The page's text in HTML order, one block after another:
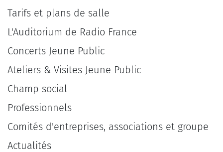
Tarifs et plans de salle
L'Auditorium de Radio France
Concerts Jeune Public
Ateliers & Visites Jeune Public
Champ social
Professionnels
Comités d'entreprises, associations et groupe
Actualités